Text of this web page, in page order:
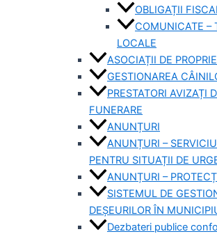
OBLIGAȚII
COMUNICATE –
LOCALE
ASOCIAȚII DE
GESTIONAREA
PRESTATORI AVIZAȚI
FUNERARE
ANUNȚURI
ANUNȚURI –
PENTRU SITUAȚII DE
ANUNȚURI –
SISTEMUL DE
DEȘEURILOR ÎN
Dezbateri publice